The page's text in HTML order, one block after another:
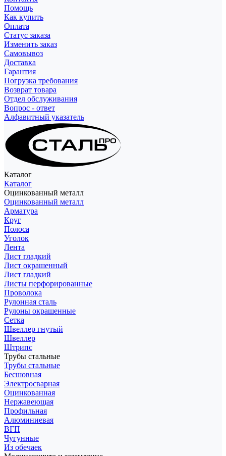
Помощь
Как купить
Оплата
Статус заказа
Изменить заказ
Самовывоз
Доставка
Гарантия
Погрузка требования
Возврат товара
Отдел обслуживания
Вопрос - ответ
Алфавитный указатель
Каталог
Каталог
Оцинкованный металл
Оцинкованный металл
Арматура
Круг
Полоса
Уголок
Лента
Лист гладкий
Лист окрашенный
Лист гладкий
Листы перфорированные
Проволока
Рулонная сталь
Рулоны окрашенные
Сетка
Швеллер гнутый
Швеллер
Штрипс
Трубы стальные
Трубы стальные
Бесшовная
Электросварная
Оцинкованная
Нержавеющая
Профильная
Алюминиевая
ВГП
Чугунные
Из обечаек